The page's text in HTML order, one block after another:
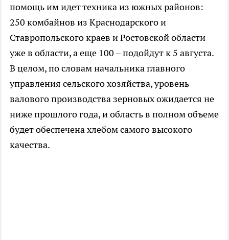
помощь им идет техника из южных районов:
250 комбайнов из Краснодарского и
Ставропольского краев и Ростовской области
уже в области, а еще 100 – подойдут к 5 августа.
В целом, по словам начальника главного
управления сельского хозяйства, уровень
валового производства зерновых ожидается не
ниже прошлого года, и область в полном объеме
будет обеспечена хлебом самого высокого
качества.